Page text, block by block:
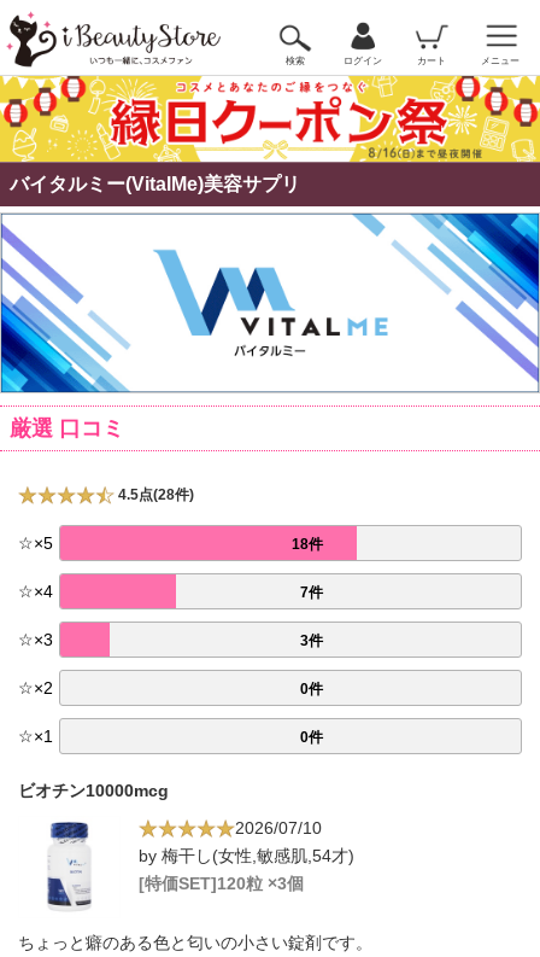
検索 ログイン カート メニュー
バイタルミー(VitalMe)美容サプリ
厳選 口コミ
4.5点(28件)
☆×5 18件
☆×4 7件
☆×3 3件
☆×2 0件
☆×1 0件
ビオチン10000mcg
2026/07/10
by 梅干し(女性,敏感肌,54才)
[特価SET]120粒 ×3個
ちょっと癖のある色と匂いの小さい錠剤です。